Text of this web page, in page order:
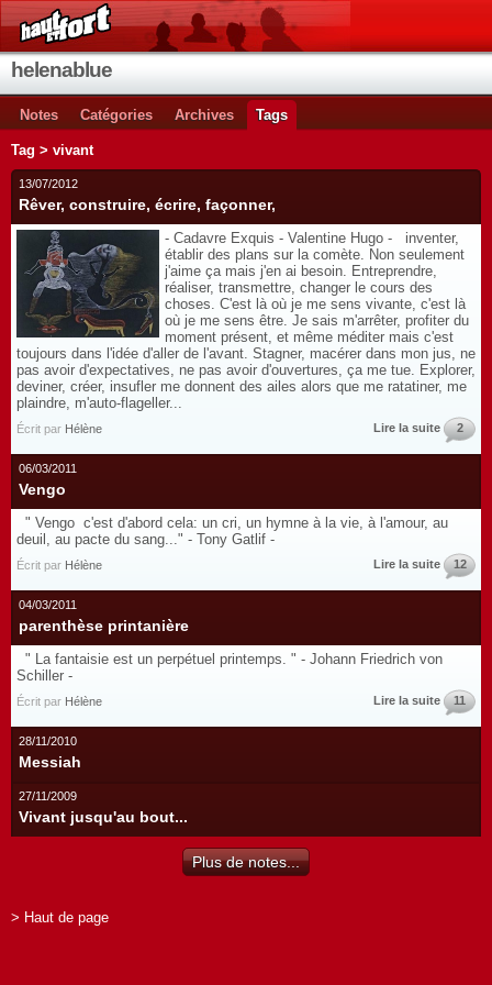
helenablue
Notes Catégories Archives Tags
Tag > vivant
13/07/2012
Rêver, construire, écrire, façonner,
- Cadavre Exquis - Valentine Hugo - inventer,
établir des plans sur la comète. Non seulement
j'aime ça mais j'en ai besoin. Entreprendre,
réaliser, transmettre, changer le cours des
choses. C'est là où je me sens vivante, c'est là
où je me sens être. Je sais m'arrêter, profiter du
moment présent, et même méditer mais c'est
toujours dans l'idée d'aller de l'avant. Stagner, macérer dans mon jus, ne
pas avoir d'expectatives, ne pas avoir d'ouvertures, ça me tue. Explorer,
deviner, créer, insufler me donnent des ailes alors que me ratatiner, me
plaindre, m'auto-flageller...
Écrit par Hélène Lire la suite 2
06/03/2011
Vengo
" Vengo c'est d'abord cela: un cri, un hymne à la vie, à l'amour, au
deuil, au pacte du sang..." - Tony Gatlif -
Écrit par Hélène Lire la suite 12
04/03/2011
parenthèse printanière
" La fantaisie est un perpétuel printemps. " - Johann Friedrich von
Schiller -
Écrit par Hélène Lire la suite 11
28/11/2010
Messiah
27/11/2009
Vivant jusqu'au bout...
Plus de notes...
> Haut de page